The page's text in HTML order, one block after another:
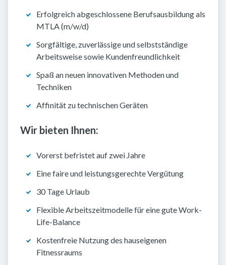
Erfolgreich abgeschlossene Berufsausbildung als
MTLA (m/w/d)
Sorgfältige, zuverlässige und selbstständige
Arbeitsweise sowie Kundenfreundlichkeit
Spaß an neuen innovativen Methoden und
Techniken
Affinität zu technischen Geräten
Wir bieten Ihnen:
Vorerst befristet auf zwei Jahre
Eine faire und leistungsgerechte Vergütung
30 Tage Urlaub
Flexible Arbeitszeitmodelle für eine gute Work-
Life-Balance
Kostenfreie Nutzung des hauseigenen
Fitnessraums